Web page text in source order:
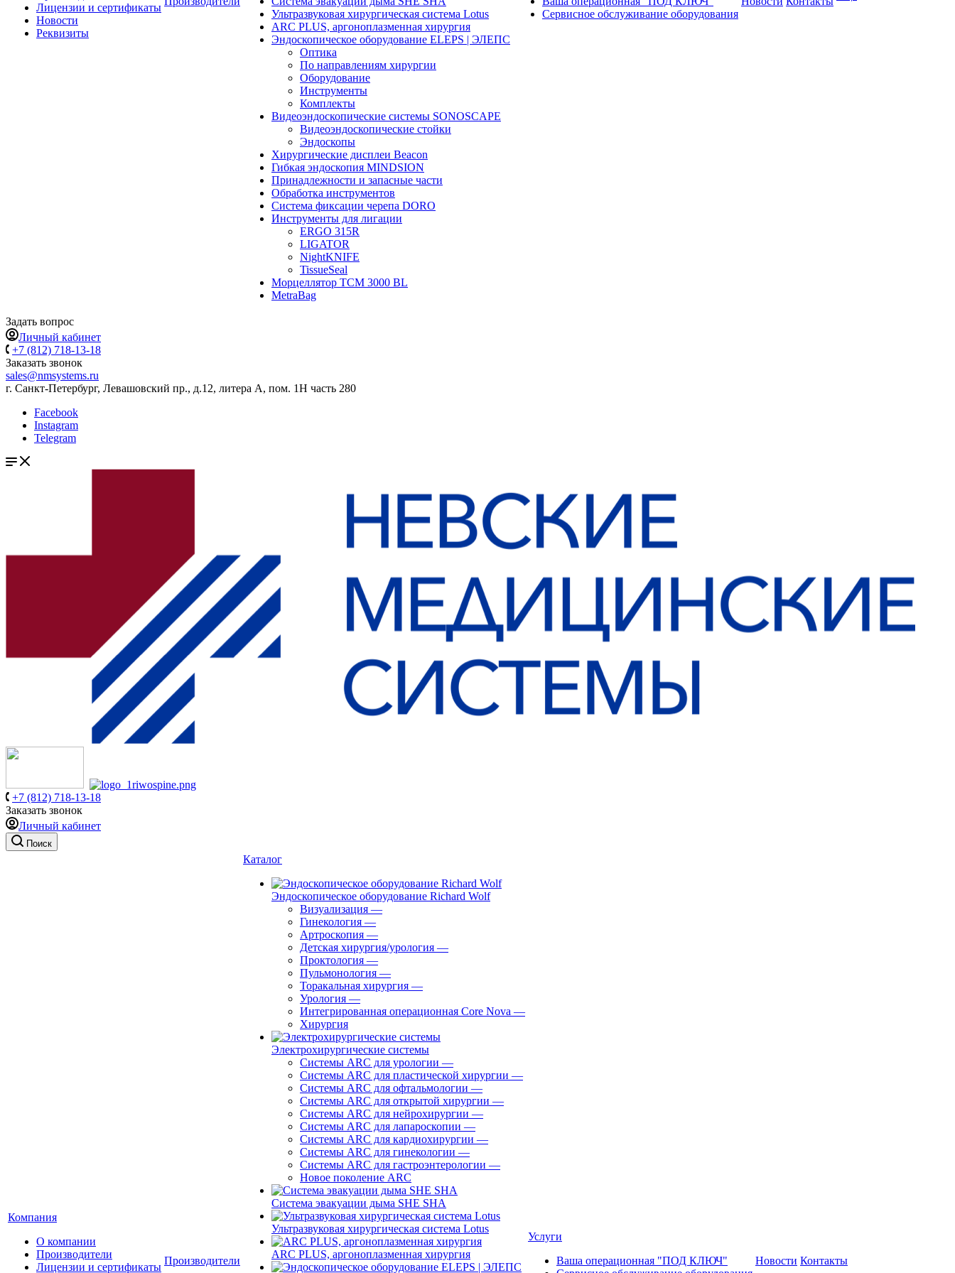
Лицензии и сертификаты
Новости
Реквизиты
Ультразвуковая хирургическая система Lotus
ARC PLUS, аргоноплазменная хирургия
Эндоскопическое оборудование ELEPS | ЭЛЕПС
Оптика
По направлениям хирургии
Оборудование
Инструменты
Комплекты
Видеоэндоскопические системы SONOSCAPE
Видеоэндоскопические стойки
Эндоскопы
Хирургические дисплеи Beacon
Гибкая эндоскопия MINDSION
Принадлежности и запасные части
Обработка инструментов
Система фиксации черепа DORO
Инструменты для лигации
ERGO 315R
LIGATOR
NightKNIFE
TissueSeal
Морцеллятор ТСМ 3000 BL
MetraBag
Сервисное обслуживание оборудования
Задать вопрос
Личный кабинет
+7 (812) 718-13-18
Заказать звонок
sales@nmsystems.ru
г. Санкт-Петербург, Левашовский пр., д.12, литера А, пом. 1Н часть 280
Facebook
Instagram
Telegram
+7 (812) 718-13-18
Заказать звонок
Личный кабинет
Поиск
Компания
О компании
Производители
Лицензии и сертификаты
Производители
Каталог
Эндоскопическое оборудование Richard Wolf
Визуализация —
Гинекология —
Артроскопия —
Детская хирургия/урология —
Проктология —
Пульмонология —
Торакальная хирургия —
Урология —
Интегрированная операционная Core Nova —
Хирургия
Электрохирургические системы
Системы ARC для урологии —
Системы ARC для пластической хирургии —
Системы ARC для офтальмологии —
Системы ARC для открытой хирургии —
Системы ARC для нейрохирургии —
Системы ARC для лапароскопии —
Системы ARC для кардиохирургии —
Системы ARC для гинекологии —
Системы ARC для гастроэнтерологии —
Новое поколение ARC
Система эвакуации дыма SHE SHA
Ультразвуковая хирургическая система Lotus
ARC PLUS, аргоноплазменная хирургия
Услуги
Ваша операционная "ПОД КЛЮЧ"
Новости Контакты